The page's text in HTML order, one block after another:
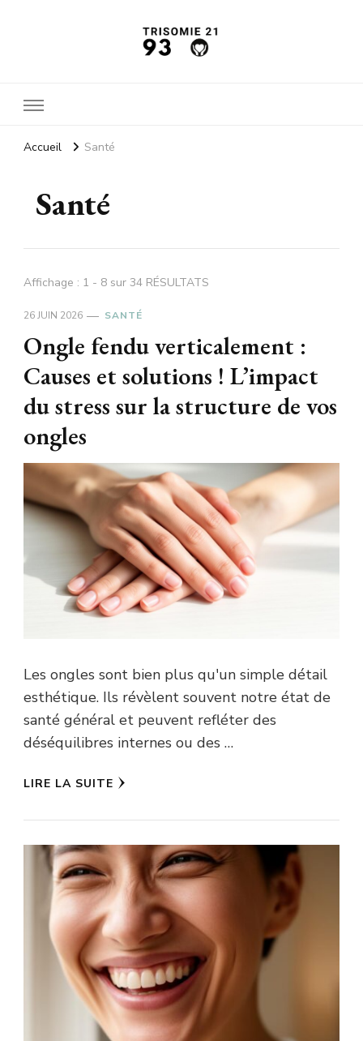
Accueil Santé
Santé
Affichage : 1 - 8 sur 34 RÉSULTATS
26 JUIN 2026 SANTÉ
Ongle fendu verticalement :
Causes et solutions ! L’impact
du stress sur la structure de vos
ongles
Les ongles sont bien plus qu'un simple détail
esthétique. Ils révèlent souvent notre état de
santé général et peuvent refléter des
déséquilibres internes ou des …
LIRE LA SUITE